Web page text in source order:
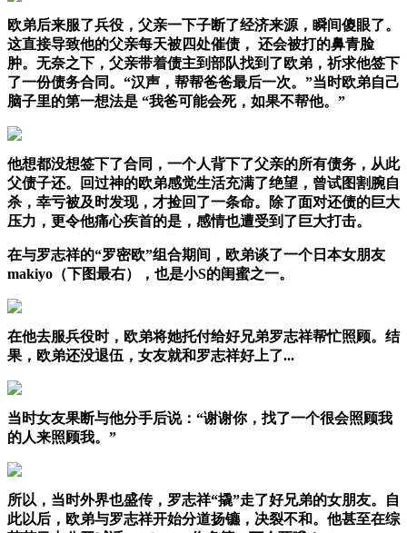
欧弟后来服了兵役，父亲一下子断了经济来源，瞬间傻眼了。
这直接导致他的父亲每天被四处催债， 还会被打的鼻青脸
肿。无奈之下，父亲带着债主到部队找到了欧弟，祈求他签下
了一份债务合同。“汉声，帮帮爸爸最后一次。”当时欧弟自己
脑子里的第一想法是 “我爸可能会死，如果不帮他。”
他想都没想签下了合同，一个人背下了父亲的所有债务，从此
父债子还。回过神的欧弟感觉生活充满了绝望，曾试图割腕自
杀，幸亏被及时发现，才捡回了一条命。除了面对还债的巨大
压力，更令他痛心疾首的是，感情也遭受到了巨大打击。
在与罗志祥的“罗密欧”组合期间，欧弟谈了一个日本女朋友
makiyo（下图最右），也是小S的闺蜜之一。
在他去服兵役时，欧弟将她托付给好兄弟罗志祥帮忙照顾。结
果，欧弟还没退伍，女友就和罗志祥好上了...
当时女友果断与他分手后说：“谢谢你，找了一个很会照顾我
的人来照顾我。”
所以，当时外界也盛传，罗志祥“撬”走了好兄弟的女朋友。自
此以后，欧弟与罗志祥开始分道扬镳，决裂不和。他甚至在综